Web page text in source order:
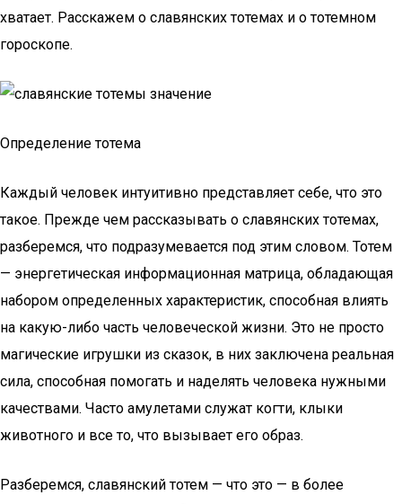
хватает. Расскажем о славянских тотемах и о тотемном
гороскопе.
Определение тотема
Каждый человек интуитивно представляет себе, что это
такое. Прежде чем рассказывать о славянских тотемах,
разберемся, что подразумевается под этим словом. Тотем
— энергетическая информационная матрица, обладающая
набором определенных характеристик, способная влиять
на какую-либо часть человеческой жизни. Это не просто
магические игрушки из сказок, в них заключена реальная
сила, способная помогать и наделять человека нужными
качествами. Часто амулетами служат когти, клыки
животного и все то, что вызывает его образ.
Разберемся, славянский тотем — что это — в более